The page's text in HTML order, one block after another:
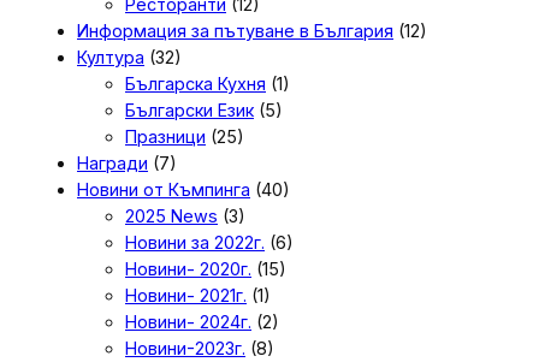
Информация за пътуване в България (12)
Култура (32)
Българска Кухня (1)
Български Език (5)
Празници (25)
Награди (7)
Новини от Къмпинга (40)
2025 News (3)
Новини за 2022г. (6)
Новини- 2020г. (15)
Новини- 2021г. (1)
Новини- 2024г. (2)
Новини-2023г. (8)